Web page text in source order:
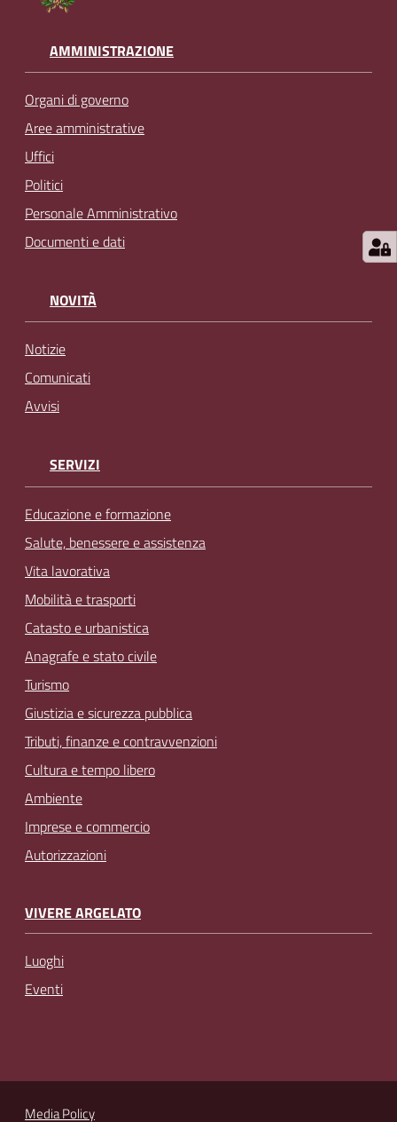
AMMINISTRAZIONE
Organi di governo
Aree amministrative
Uffici
Politici
Personale Amministrativo
Documenti e dati
NOVITÀ
Notizie
Comunicati
Avvisi
SERVIZI
Educazione e formazione
Salute, benessere e assistenza
Vita lavorativa
Mobilità e trasporti
Catasto e urbanistica
Anagrafe e stato civile
Turismo
Giustizia e sicurezza pubblica
Tributi, finanze e contravvenzioni
Cultura e tempo libero
Ambiente
Imprese e commercio
Autorizzazioni
VIVERE ARGELATO
Luoghi
Eventi
Media Policy